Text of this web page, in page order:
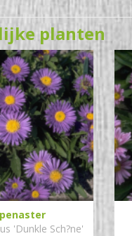
planten
'Dunkle Sch?ne'